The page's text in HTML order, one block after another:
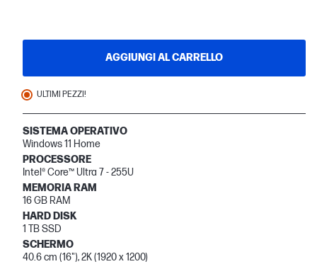
AGGIUNGI AL CARRELLO
ULTIMI PEZZI!
SISTEMA OPERATIVO
Windows 11 Home
PROCESSORE
Intel® Core™ Ultra 7 - 255U
MEMORIA RAM
16 GB RAM
HARD DISK
1 TB SSD
SCHERMO
40.6 cm (16"), 2K (1920 x 1200)